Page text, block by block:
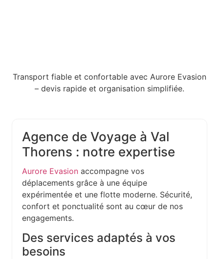
Transport fiable et confortable avec Aurore Evasion
– devis rapide et organisation simplifiée.
Agence de Voyage à Val
Thorens : notre expertise
Aurore Evasion accompagne vos
déplacements grâce à une équipe
expérimentée et une flotte moderne. Sécurité,
confort et ponctualité sont au cœur de nos
engagements.
Des services adaptés à vos
besoins